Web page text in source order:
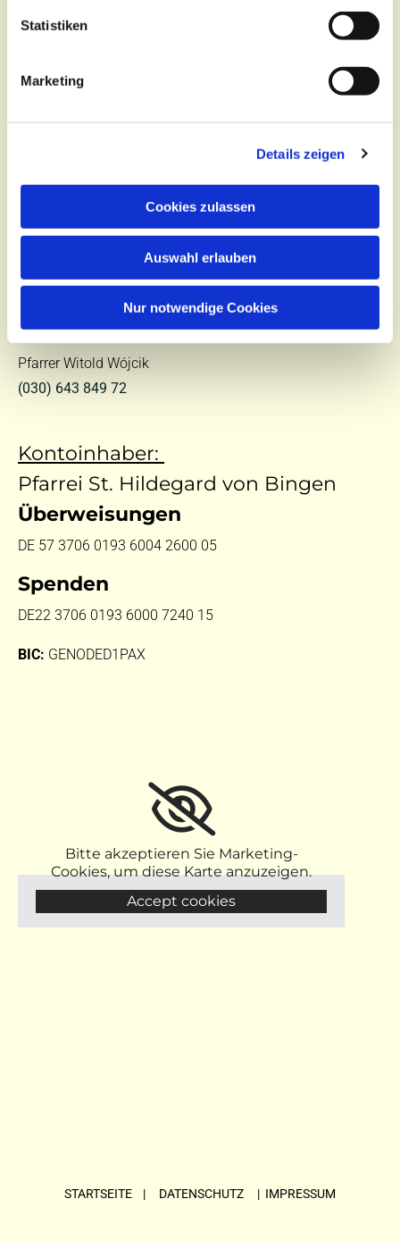
Statistiken
Marketing
Details zeigen
Cookies zulassen
Auswahl erlauben
Nur notwendige Cookies
Zentralbüro
E-Mail:kontakt@st-hildegard-von-bingen.de
Fr 14 - 18 Uhr
Kurze Straße 4 | 10315 Berlin
Priesternotruf für
Krankensalbung und Sterbefälle
0151 / 271 843 56
Pfarrer Witold Wójcik
(030) 643 849 72
Kontoinhaber:
Pfarrei St. Hildegard von Bingen
Überweisungen
DE 57 3706 0193 6004 2600 05
Spenden
DE22 3706 0193 6000 7240 15
BIC: GENODED1PAX
Bitte akzeptieren Sie Marketing-
Cookies, um diese Karte anzuzeigen.
Accept cookies
STARTSEITE | DATENSCHUTZ | IMPRESSUM